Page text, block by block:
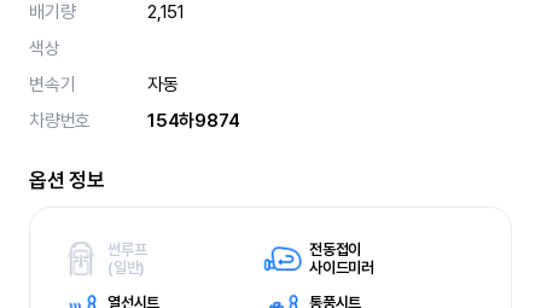
배기량
2,151
색상
변속기
자동
차량번호
154하9874
옵션 정보
썬루프
(일반)
전동접이
사이드미러
열선시트
통풍시트